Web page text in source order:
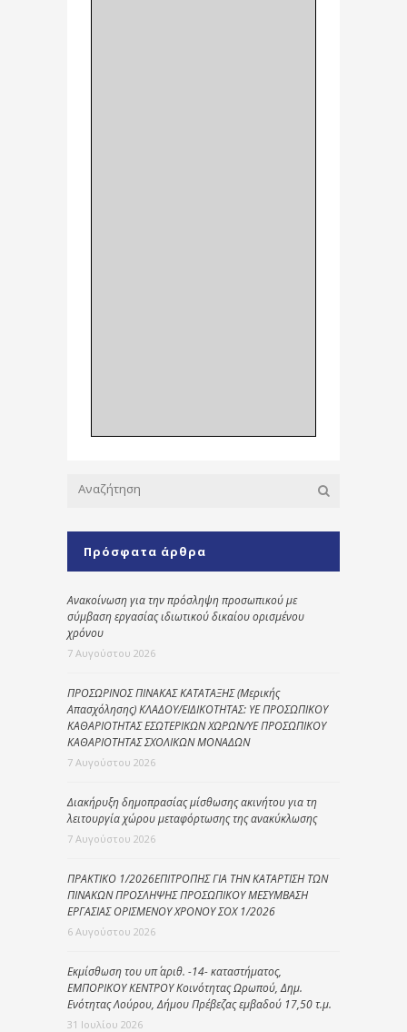
Πρόσφατα άρθρα
Ανακοίνωση για την πρόσληψη προσωπικού με
σύμβαση εργασίας ιδιωτικού δικαίου ορισμένου
χρόνου
7 Αυγούστου 2026
ΠΡΟΣΩΡΙΝΟΣ ΠΙΝΑΚΑΣ ΚΑΤΑΤΑΞΗΣ (Μερικής
Απασχόλησης) ΚΛΑΔΟΥ/ΕΙΔΙΚΟΤΗΤΑΣ: ΥΕ ΠΡΟΣΩΠΙΚΟΥ
ΚΑΘΑΡΙΟΤΗΤΑΣ ΕΣΩΤΕΡΙΚΩΝ ΧΩΡΩΝ/ΥΕ ΠΡΟΣΩΠΙΚΟΥ
ΚΑΘΑΡΙΟΤΗΤΑΣ ΣΧΟΛΙΚΩΝ ΜΟΝΑΔΩΝ
7 Αυγούστου 2026
Διακήρυξη δημοπρασίας μίσθωσης ακινήτου για τη
λειτουργία χώρου μεταφόρτωσης της ανακύκλωσης
7 Αυγούστου 2026
ΠΡΑΚΤΙΚΟ 1/2026ΕΠΙΤΡΟΠΗΣ ΓΙΑ ΤΗΝ ΚΑΤΑΡΤΙΣΗ ΤΩΝ
ΠΙΝΑΚΩΝ ΠΡΟΣΛΗΨΗΣ ΠΡΟΣΩΠΙΚΟΥ ΜΕΣΥΜΒΑΣΗ
ΕΡΓΑΣΙΑΣ ΟΡΙΣΜΕΝΟΥ ΧΡΟΝΟΥ ΣΟΧ 1/2026
6 Αυγούστου 2026
Εκμίσθωση του υπ΄ αριθ. -14- καταστήματος,
ΕΜΠΟΡΙΚΟΥ ΚΕΝΤΡΟΥ Κοινότητας Ωρωπού, Δημ.
Ενότητας Λούρου, Δήμου Πρέβεζας εμβαδού 17,50 τ.μ.
31 Ιουλίου 2026